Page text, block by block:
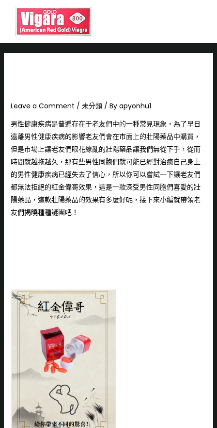
Leave a Comment / 未分類/ By apyonhu1
男性健康疾病是普遍存在于老友們中的一種常見現象，為了早日
遠離男性健康疾病的影響老友們會在市面上的壯陽藥品中購買，
但是市場上讓老友們眼花繚亂的壯陽藥品讓我們無從下手，從而
時間就越拖越久，那有些男性同胞們就可能已經對治癒自己身上
的男性健康疾病已經失去了信心，所以你可以嘗試一下讓老友們
都無法拒絕的紅金偉哥效果，這是一款深受男性同胞們喜愛的壯
陽藥品，這款壯陽藥品的效果有多麼好呢，接下來小編就帶領老
友們揭曉種種謎團吧！